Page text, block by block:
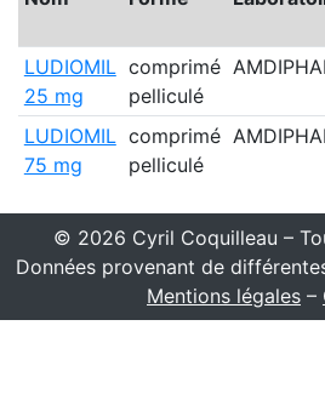
LUDIOMIL
25 mg
comprimé
pelliculé
LUDIOMIL
75 mg
comprimé
pelliculé
© 2026 Cyril Coquilleau –
Données provenant de
Mentions légales –